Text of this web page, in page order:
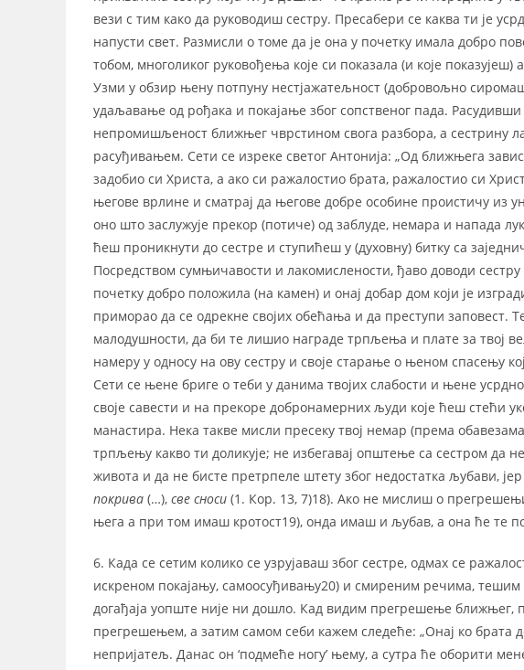
вези с тим како да руководиш сестру. Пресабери се каква ти је
напусти свет. Размисли о томе да је она у почетку имала добро
тобом, многоликог руковођења које си показала (и које
Узми у обзир њену потпуну нестјажатељност (добровољно
удаљавање од рођака и покајање због сопственог пада.
непромишљеност ближњег чврстином свога разбора, а сестрину
расуђивањем. Сети се изреке светог Антонија: „Од ближњега
задобио си Христа, а ако си ражалостио брата, ражалостио си
његове врлине и сматрај да његове добре особине проистичу из
оно што заслужује прекор (потиче) од заблуде, немара и напада
ћеш проникнути до сестре и ступићеш у (духовну) битку са
Посредством сумњичавости и лакомислености, ђаво доводи
почетку добро положила (на камен) и онај добар дом који је
приморао да се одрекне својих обећања и да преступи заповест.
малодушности, да би те лишио награде трпљења и плате за твој
намеру у односу на ову сестру и своје старање о њеном спасењу
Сети се њене бриге о теби у данима твојих слабости и њене
своје савести и на прекоре добронамерних људи које ћеш стећи
манастира. Нека такве мисли пресеку твој немар (према
трпљењу какво ти доликује; не избегавај општење са сестром да
живота и да не бисте претрпеле штету због недостатка љубави,
покрива (…), све сноси (1. Кор. 13, 7)18). Ако не мислиш о
њега а при том имаш кротост19), онда имаш и љубав, а она ће те
6. Када се сетим колико се узрујаваш због сестре, одмах се
искреном покајању, самоосуђивању20) и смиреним речима, тешим
догађаја уопште није ни дошло. Кад видим прегрешење ближњег,
прегрешењем, а затим самом себи кажем следеће: „Онај ко брата
непријатељ. Данас он ‘подмеће ногу’ њему, а сутра ће оборити